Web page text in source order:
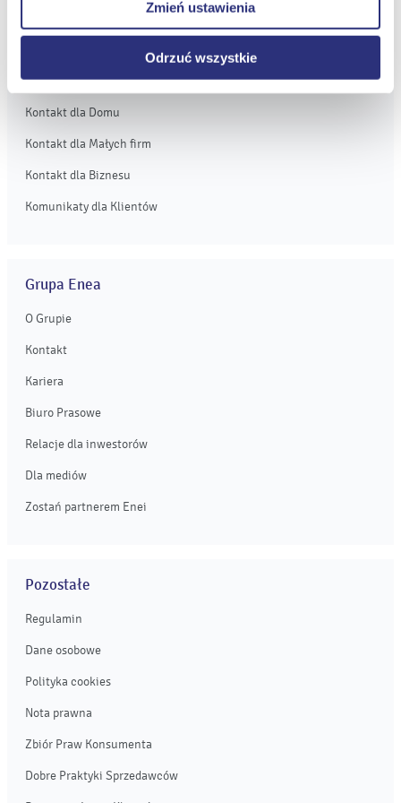
Zmień ustawienia
Odrzuć wszystkie
Obsługa Klienta dla Małych firm
Obsługa Klienta dla Biznesu
Kontakt dla Domu
Kontakt dla Małych firm
Kontakt dla Biznesu
Komunikaty dla Klientów
Grupa Enea
O Grupie
Kontakt
Kariera
Biuro Prasowe
Relacje dla inwestorów
Dla mediów
Zostań partnerem Enei
Pozostałe
Regulamin
Dane osobowe
Polityka cookies
Nota prawna
Zbiór Praw Konsumenta
Dobre Praktyki Sprzedawców